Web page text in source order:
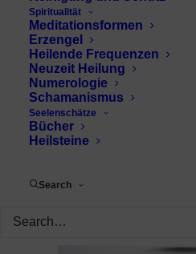
Spiritualität
Meditationsformen
Erzengel
Heilende Frequenzen
Neuzeit Heilung
Numerologie
Schamanismus
Seelenschätze
Bücher
Heilsteine
Search